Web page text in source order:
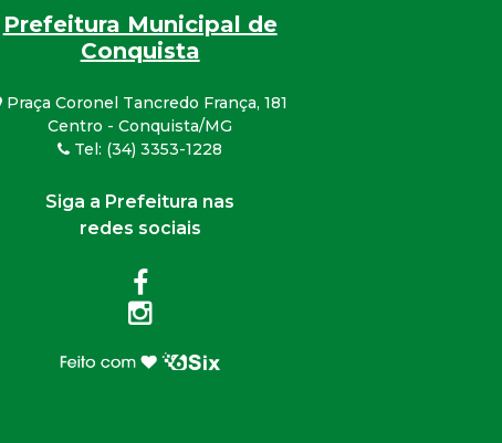
Prefeitura Municipal de
Conquista
Praça Coronel Tancredo França, 181
Centro - Conquista/MG
Tel: (34) 3353-1228
Siga a Prefeitura nas
redes sociais